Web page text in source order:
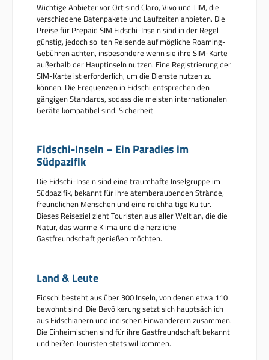
Wichtige Anbieter vor Ort sind Claro, Vivo und TIM, die
verschiedene Datenpakete und Laufzeiten anbieten. Die
Preise für Prepaid SIM Fidschi-Inseln sind in der Regel
günstig, jedoch sollten Reisende auf mögliche Roaming-
Gebühren achten, insbesondere wenn sie ihre SIM-Karte
außerhalb der Hauptinseln nutzen. Eine Registrierung der
SIM-Karte ist erforderlich, um die Dienste nutzen zu
können. Die Frequenzen in Fidschi entsprechen den
gängigen Standards, sodass die meisten internationalen
Geräte kompatibel sind. Sicherheit
Fidschi-Inseln – Ein Paradies im
Südpazifik
Die Fidschi-Inseln sind eine traumhafte Inselgruppe im
Südpazifik, bekannt für ihre atemberaubenden Strände,
freundlichen Menschen und eine reichhaltige Kultur.
Dieses Reiseziel zieht Touristen aus aller Welt an, die die
Natur, das warme Klima und die herzliche
Gastfreundschaft genießen möchten.
Land & Leute
Fidschi besteht aus über 300 Inseln, von denen etwa 110
bewohnt sind. Die Bevölkerung setzt sich hauptsächlich
aus Fidschianern und indischen Einwanderern zusammen.
Die Einheimischen sind für ihre Gastfreundschaft bekannt
und heißen Touristen stets willkommen.